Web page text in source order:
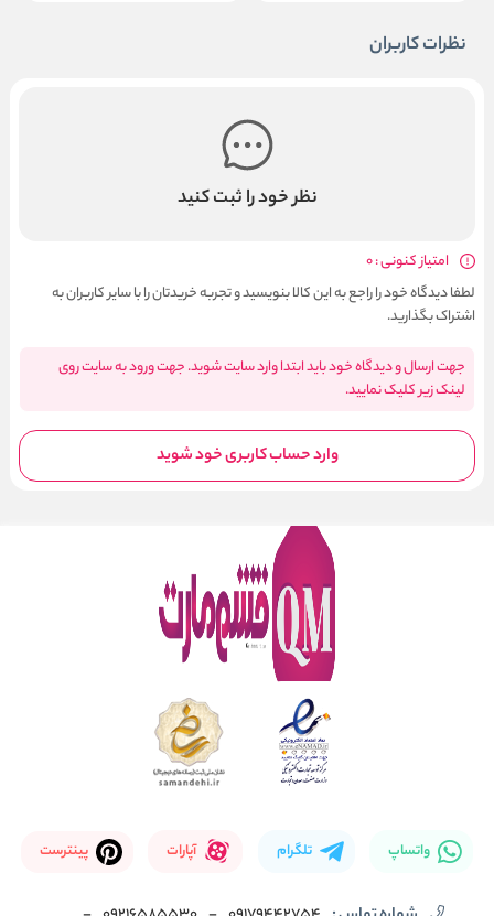
نظرات کاربران
نظر خود را ثبت کنید
امتیاز کنونی : 0
لطفا دیدگاه خود را راجع به این کالا بنویسید و تجربه خریدتان را با سایر کاربران به
اشتراک بگذارید.
جهت ارسال و دیدگاه خود باید ابتدا وارد سایت شوید. جهت ورود به سایت روی
لینک زیر کلیک نمایید.
وارد حساب کاربری خود شوید
واتساپ تلگرام آپارات پینترست